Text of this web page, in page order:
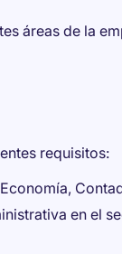
áreas de la
requisitos:
en el